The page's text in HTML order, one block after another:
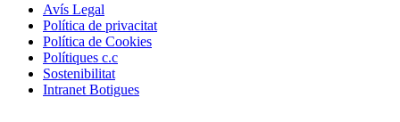
Avís Legal
Política de privacitat
Política de Cookies
Polítiques c.c
Sostenibilitat
Intranet Botigues